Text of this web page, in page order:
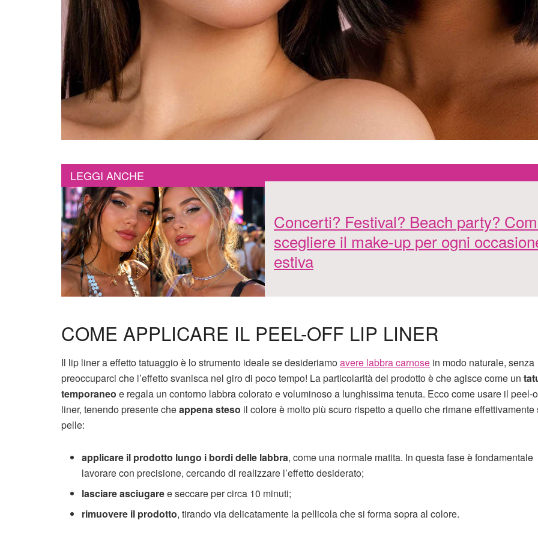
LEGGI ANCHE
Concerti? Festival? Beach party?
scegliere il make-up per ogni
estiva
COME APPLICARE IL PEEL-OFF LIP LINER
Il lip liner a effetto tatuaggio è lo strumento ideale se desideriamoavere labbra carnose in modo naturale, senza
preoccuparci che l’effetto svanisca nel giro di poco tempo! La particolarità del prodotto è che agisce come un
temporaneo e regala un contorno labbra colorato e voluminoso a lunghissima tenuta. Ecco come usare il peel-
liner, tenendo presente cheappena steso il colore è molto più scuro rispetto a quello che rimane effettivamente
pelle:
applicare il prodotto lungo i bordi delle labbra, come una normale matita. In questa fase è fondamentale
lavorare con precisione, cercando di realizzare l’effetto desiderato;
lasciare asciugaree seccare per circa 10 minuti;
rimuovere il prodotto, tirando via delicatamente la pellicola che si forma sopra al colore.